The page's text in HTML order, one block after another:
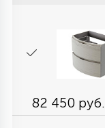
82 450 руб.